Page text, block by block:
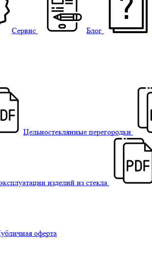
Сервис Блог
Цельностеклянные перегородки
изделий из стекла
оферта